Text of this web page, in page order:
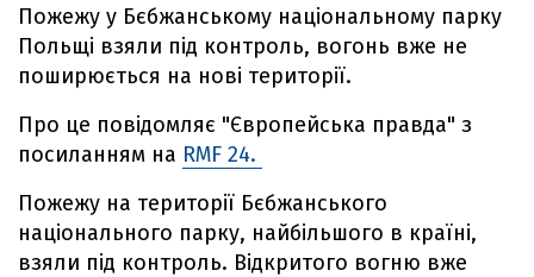
Пожежу у Бєбжанському національному парку
Польщі взяли під контроль, вогонь вже не
поширюється на нові території.
Про це повідомляє "Європейська правда" з
посиланням на RMF 24.
Пожежу на території Бєбжанського
національного парку, найбільшого в країні,
взяли під контроль. Відкритого вогню вже